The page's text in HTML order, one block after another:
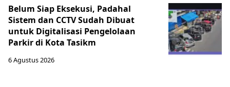
Belum Siap Eksekusi, Padahal
Sistem dan CCTV Sudah Dibuat
untuk Digitalisasi Pengelolaan
Parkir di Kota Tasikm
6 Agustus 2026